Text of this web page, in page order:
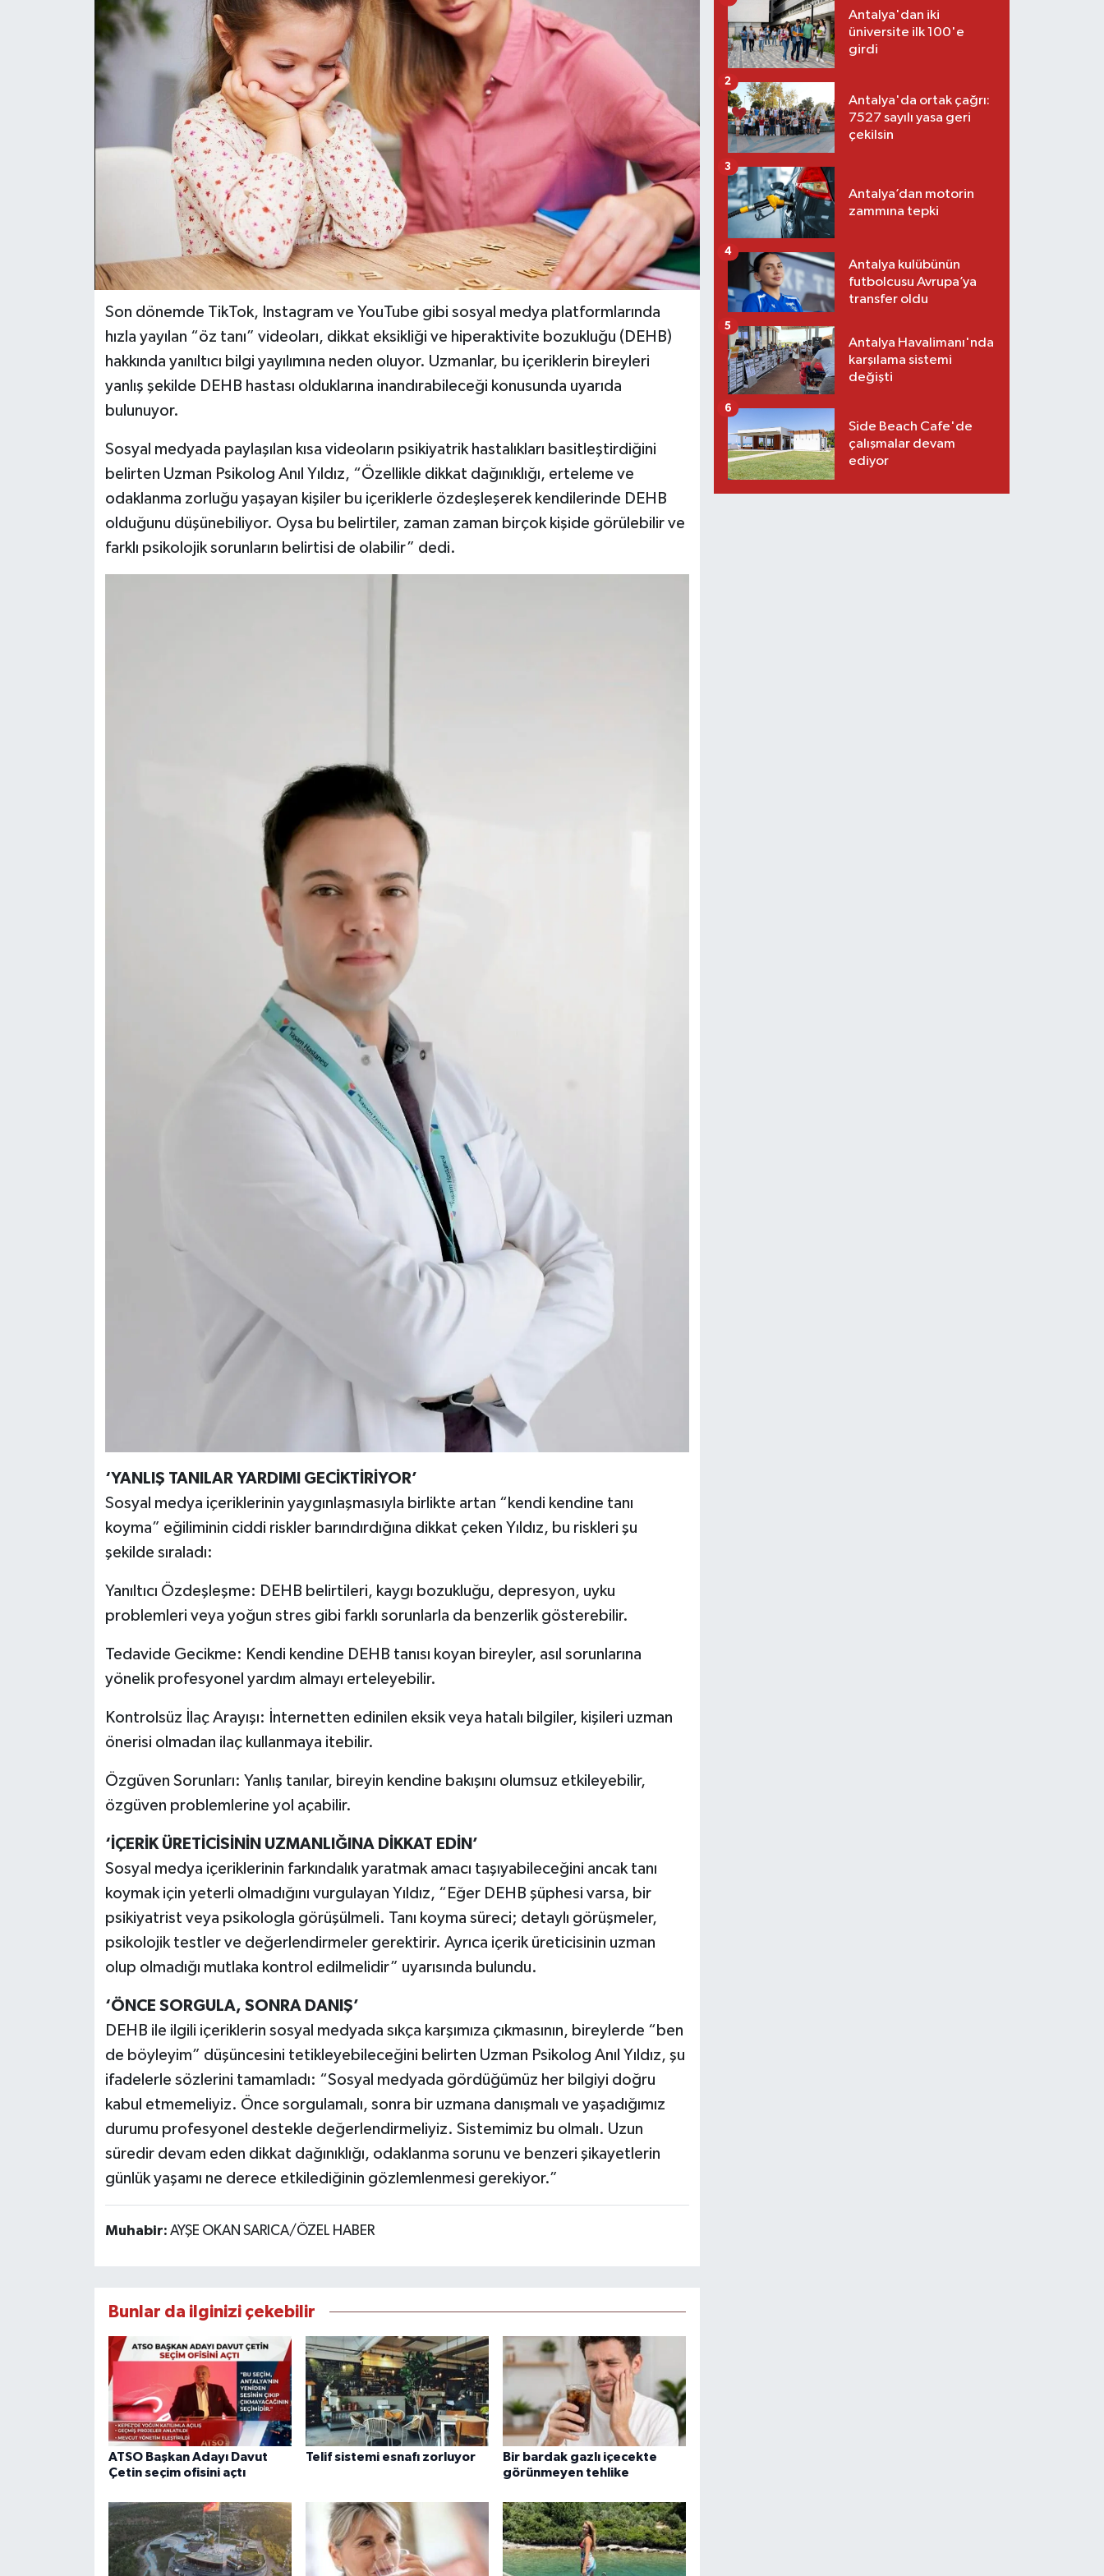
Son dönemde TikTok, Instagram ve YouTube gibi sosyal medya platformlarında
hızla yayılan “öz tanı” videoları, dikkat eksikliği ve hiperaktivite bozukluğu (DEHB)
hakkında yanıltıcı bilgi yayılımına neden oluyor. Uzmanlar, bu içeriklerin bireyleri
yanlış şekilde DEHB hastası olduklarına inandırabileceği konusunda uyarıda
bulunuyor.
Sosyal medyada paylaşılan kısa videoların psikiyatrik hastalıkları basitleştirdiğini
belirten Uzman Psikolog Anıl Yıldız, “Özellikle dikkat dağınıklığı, erteleme ve
odaklanma zorluğu yaşayan kişiler bu içeriklerle özdeşleşerek kendilerinde DEHB
olduğunu düşünebiliyor. Oysa bu belirtiler, zaman zaman birçok kişide görülebilir ve
farklı psikolojik sorunların belirtisi de olabilir” dedi.
‘YANLIŞ TANILAR YARDIMI GECİKTİRİYOR’
Sosyal medya içeriklerinin yaygınlaşmasıyla birlikte artan “kendi kendine tanı
koyma” eğiliminin ciddi riskler barındırdığına dikkat çeken Yıldız, bu riskleri şu
şekilde sıraladı:
Yanıltıcı Özdeşleşme: DEHB belirtileri, kaygı bozukluğu, depresyon, uyku
problemleri veya yoğun stres gibi farklı sorunlarla da benzerlik gösterebilir.
Tedavide Gecikme: Kendi kendine DEHB tanısı koyan bireyler, asıl sorunlarına
yönelik profesyonel yardım almayı erteleyebilir.
Kontrolsüz İlaç Arayışı: İnternetten edinilen eksik veya hatalı bilgiler, kişileri uzman
önerisi olmadan ilaç kullanmaya itebilir.
Özgüven Sorunları: Yanlış tanılar, bireyin kendine bakışını olumsuz etkileyebilir,
özgüven problemlerine yol açabilir.
‘İÇERİK ÜRETİCİSİNİN UZMANLIĞINA DİKKAT EDİN’
Sosyal medya içeriklerinin farkındalık yaratmak amacı taşıyabileceğini ancak tanı
koymak için yeterli olmadığını vurgulayan Yıldız, “Eğer DEHB şüphesi varsa, bir
psikiyatrist veya psikologla görüşülmeli. Tanı koyma süreci; detaylı görüşmeler,
psikolojik testler ve değerlendirmeler gerektirir. Ayrıca içerik üreticisinin uzman
olup olmadığı mutlaka kontrol edilmelidir” uyarısında bulundu.
‘ÖNCE SORGULA, SONRA DANIŞ’
DEHB ile ilgili içeriklerin sosyal medyada sıkça karşımıza çıkmasının, bireylerde “ben
de böyleyim” düşüncesini tetikleyebileceğini belirten Uzman Psikolog Anıl Yıldız, şu
ifadelerle sözlerini tamamladı: “Sosyal medyada gördüğümüz her bilgiyi doğru
kabul etmemeliyiz. Önce sorgulamalı, sonra bir uzmana danışmalı ve yaşadığımız
durumu profesyonel destekle değerlendirmeliyiz. Sistemimiz bu olmalı. Uzun
süredir devam eden dikkat dağınıklığı, odaklanma sorunu ve benzeri şikayetlerin
günlük yaşamı ne derece etkilediğinin gözlemlenmesi gerekiyor.”
Muhabir: AYŞE OKAN SARICA/ÖZEL HABER
Bunlar da ilginizi çekebilir
ATSO Başkan Adayı Davut
Çetin seçim ofisini açtı
Telif sistemi esnafı zorluyor
Bir bardak gazlı içecekte
görünmeyen tehlike
Antalya'dan iki
üniversite ilk 100'e
girdi
Antalya'da ortak çağrı:
7527 sayılı yasa geri
çekilsin
2
Antalya’dan motorin
zammına tepki
3
Antalya kulübünün
futbolcusu Avrupa’ya
transfer oldu
4
Antalya Havalimanı'nda
karşılama sistemi
değişti
5
Side Beach Cafe'de
çalışmalar devam
ediyor
6
RESMİ İLAN